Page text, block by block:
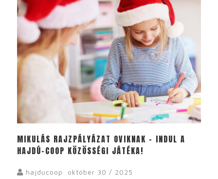
MIKULÁS RAJZPÁLYÁZAT OVIKNAK – INDUL A
HAJDÚ-COOP KÖZÖSSÉGI JÁTÉKA!
hajducoop október 30 / 2025